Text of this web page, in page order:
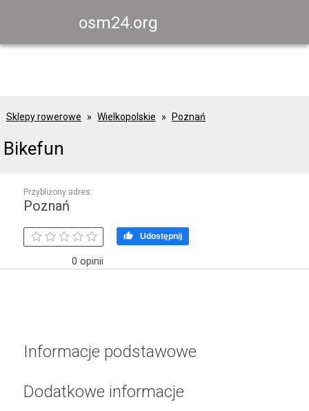
osm24.org
Sklepy rowerowe Wielkopolskie Poznań
Bikefun
Przybliżony adres:
Poznań
0 opinii
 Udostępnij
Informacje podstawowe
Dodatkowe informacje